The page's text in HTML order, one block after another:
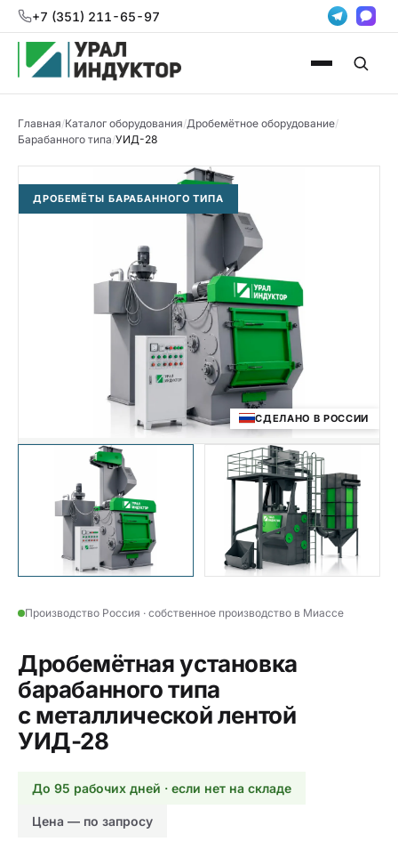
+7 (351) 211-65-97
Главная/Каталог оборудования/Дробемётное оборудование/
Барабанного типа/УИД-28
ДРОБЕМЁТЫ БАРАБАННОГО ТИПА
СДЕЛАНО В РОССИИ
Производство Россия · собственное производство в Миассе
Дробемётная установка
барабанного типа
с металлической лентой
УИД-28
До 95 рабочих дней · если нет на складе
Цена — по запросу